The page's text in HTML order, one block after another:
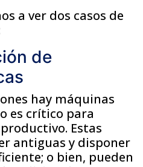
a ver dos casos de
de
hay máquinas
es crítico para
Estas
antiguas y disponer
o bien, pueden